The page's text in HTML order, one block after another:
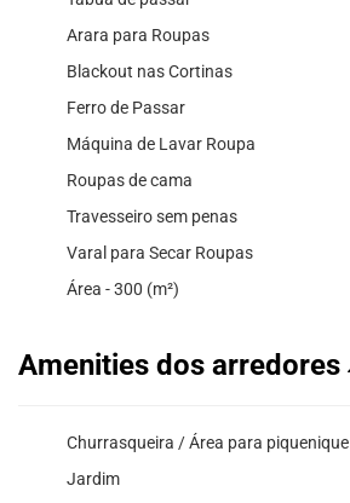
Arara para Roupas
Blackout nas Cortinas
Ferro de Passar
Máquina de Lavar Roupa
Roupas de cama
Travesseiro sem penas
Varal para Secar Roupas
Área - 300 (m²)
Amenities dos arredores
Churrasqueira / Área para piquenique
Jardim